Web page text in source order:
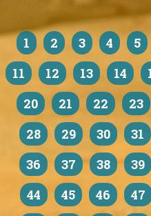
1 2 3 4 5
11
12 13 14
20
21 22 23
28
29 30 31
36
37 38 39
44
45 46 47